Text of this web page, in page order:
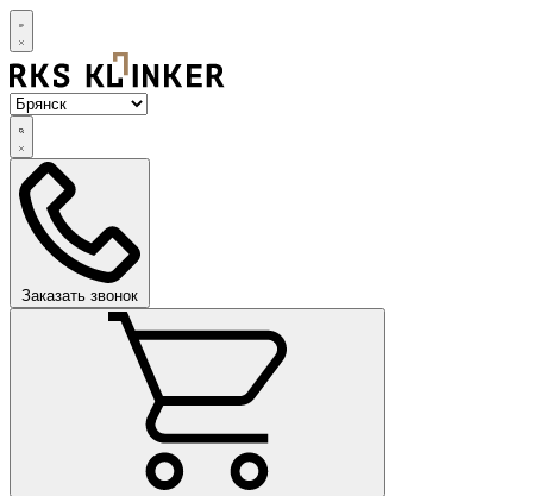
Заказать звонок